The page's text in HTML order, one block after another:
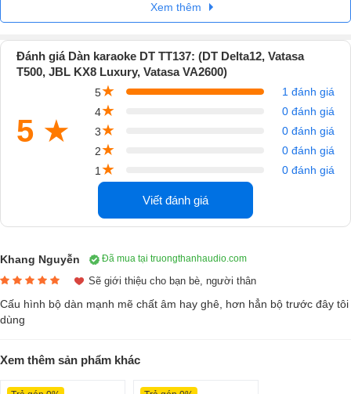
Với một mức giá bán vô cùng hợp lý mà đã sở hữu được một cặp loa
người Đức tạo ra luôn mang lại cho người dùng sự trải nghiệm tốt nhất
về chất lượng âm thanh lẫn mẫu mã đẹp mắt. Xét trong cùng phân
khúc tầm tiền thì có thể khẳng định chất lượng âm thanh của loa DT
Delta12 vượt xa nhiều đối thủ hiện tại. Với những khách hàng khó tính
nhất cũng phải tấm tắc khen ngợi chất âm thực tế khi nghe loa DT
Delta12 biểu diễn, nó sẽ mang lại sự tái tạo âm thanh vô cùng chân
thực và có cảm xúc lôi cuốn người nghe rất mãnh liệt.
Xem thêm
Đánh giá Dàn karaoke DT TT137: (DT Delta12, Vatasa
T500, JBL KX8 Luxury, Vatasa VA2600)
5 ★
5★
1 đánh giá
4★
0 đánh giá
3★
0 đánh giá
2★
0 đánh giá
1★ 0 đánh giá
Viết đánh giá
Khang Nguyễn Đã mua tại truongthanhaudio.com
Sẽ giới thiệu cho bạn bè, người thân
Cấu hình bộ dàn mạnh mẽ chất âm hay ghê, hơn hẳn bộ trước đây tôi
dùng
Xem thêm sản phẩm khác